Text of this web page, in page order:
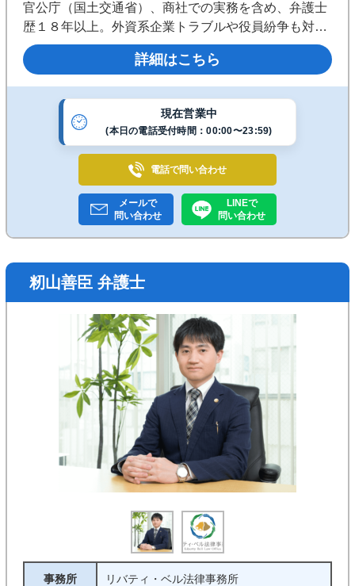
官公庁（国土交通省）、商社での実務を含め、弁護士
歴１８年以上。外資系企業トラブルや役員紛争も対応
可能。個人・企業を問わず、依頼者が目指す解決に向
けて豊富な実績と経験があります。まずはお気軽にご
相談ください。
詳細はこちら
現在営業中
(本日の電話受付時間：00:00〜23:59)
電話で問い合わせ
メールで
問い合わせ
LINEで
問い合わせ
籾山善臣 弁護士
事務所 リバティ・ベル法律事務所